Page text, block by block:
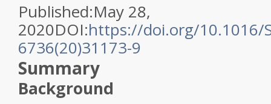
Published:May 28,
2020DOI:https://doi.org/10.1016/
6736(20)31173-9
Summary
Background